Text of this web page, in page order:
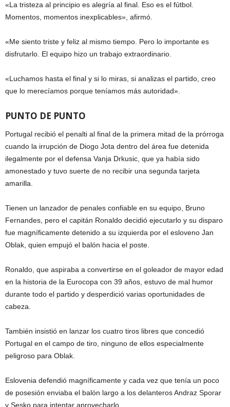
«La tristeza al principio es alegría al final. Eso es el fútbol.
Momentos, momentos inexplicables», afirmó.
«Me siento triste y feliz al mismo tiempo. Pero lo importante es
disfrutarlo. El equipo hizo un trabajo extraordinario.
«Luchamos hasta el final y si lo miras, si analizas el partido, creo
que lo merecíamos porque teníamos más autoridad».
PUNTO DE PUNTO
Portugal recibió el penalti al final de la primera mitad de la prórroga
cuando la irrupción de Diogo Jota dentro del área fue detenida
ilegalmente por el defensa Vanja Drkusic, que ya había sido
amonestado y tuvo suerte de no recibir una segunda tarjeta
amarilla.
Tienen un lanzador de penales confiable en su equipo, Bruno
Fernandes, pero el capitán Ronaldo decidió ejecutarlo y su disparo
fue magníficamente detenido a su izquierda por el esloveno Jan
Oblak, quien empujó el balón hacia el poste.
Ronaldo, que aspiraba a convertirse en el goleador de mayor edad
en la historia de la Eurocopa con 39 años, estuvo de mal humor
durante todo el partido y desperdició varias oportunidades de
cabeza.
También insistió en lanzar los cuatro tiros libres que concedió
Portugal en el campo de tiro, ninguno de ellos especialmente
peligroso para Oblak.
Eslovenia defendió magníficamente y cada vez que tenía un poco
de posesión enviaba el balón largo a los delanteros Andraz Sporar
y Sesko para intentar aprovecharlo.